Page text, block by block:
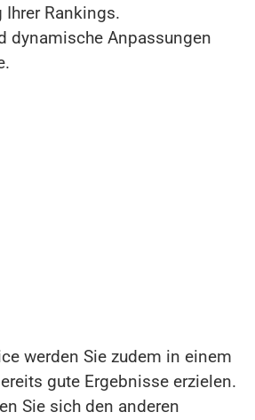
Rankings.
dynamische Anpassungen
werden Sie zudem in einem
gute Ergebnisse erzielen.
Sie sich den anderen